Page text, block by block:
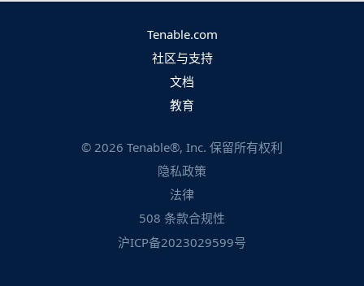
Tenable.com
社区与支持
文档
教育
© 2026 Tenable®, Inc. 保留所有权利
隐私政策
法律
508 条款合规性
沪ICP备2023029599号